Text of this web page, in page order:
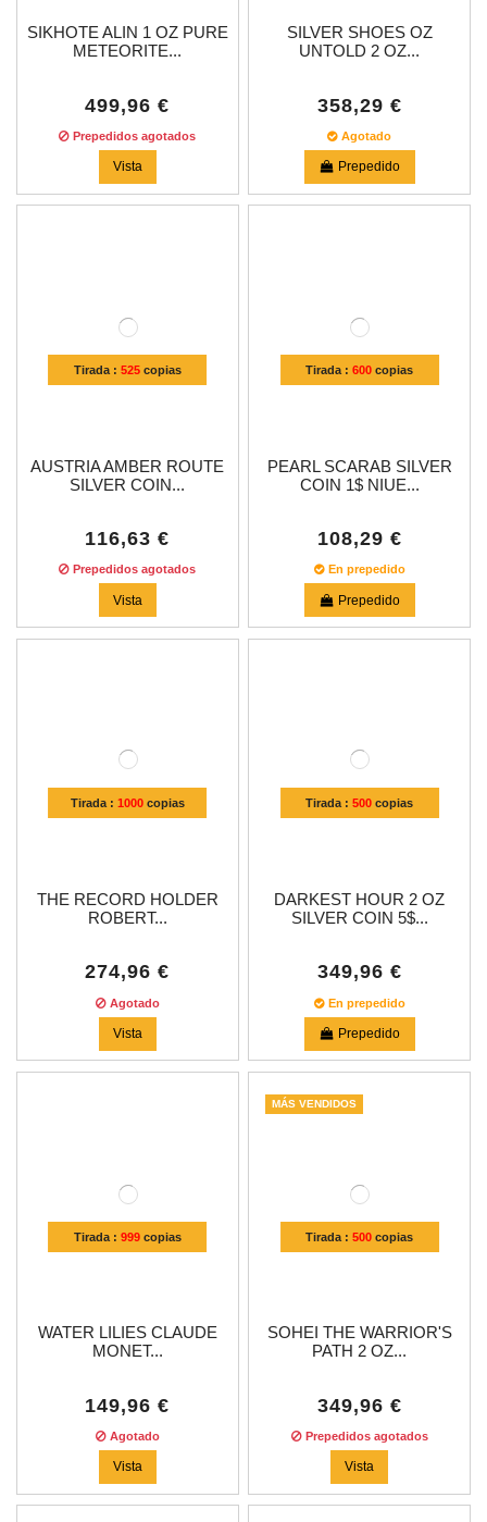
SIKHOTE ALIN 1 OZ PURE
METEORITE...
499,96 €
Prepedidos agotados
Vista
SILVER SHOES OZ
UNTOLD 2 OZ...
358,29 €
Agotado
Prepedido
Tirada : 525copias
AUSTRIA AMBER ROUTE
SILVER COIN...
116,63 €
Prepedidos agotados
Vista
Tirada :600 copias
PEARL SCARAB SILVER
COIN 1$ NIUE...
108,29 €
En prepedido
Prepedido
Tirada : 1000copias
THE RECORD HOLDER
ROBERT...
274,96 €
Agotado
Vista
Tirada :500 copias
DARKEST HOUR 2 OZ
SILVER COIN 5$...
349,96 €
En prepedido
Prepedido
Tirada : 999copias
WATER LILIES CLAUDE
MONET...
149,96 €
Agotado
Vista
Tirada :500 copias
MÁS VENDIDOS
SOHEI THE WARRIOR'S
PATH 2 OZ...
349,96 €
Prepedidos agotados
Vista